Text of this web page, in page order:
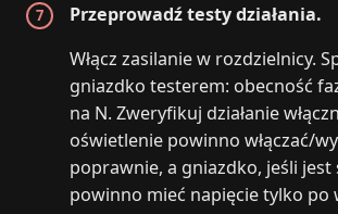
Przeprowadź testy działania.
Włącz zasilanie w rozdzielnicy.
gniazdko testerem: obecność
na N. Zweryfikuj działanie
oświetlenie powinno włączać/
poprawnie, a gniazdko, jeśli jest
powinno mieć napięcie tylko po